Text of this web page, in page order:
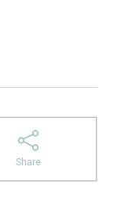
Share